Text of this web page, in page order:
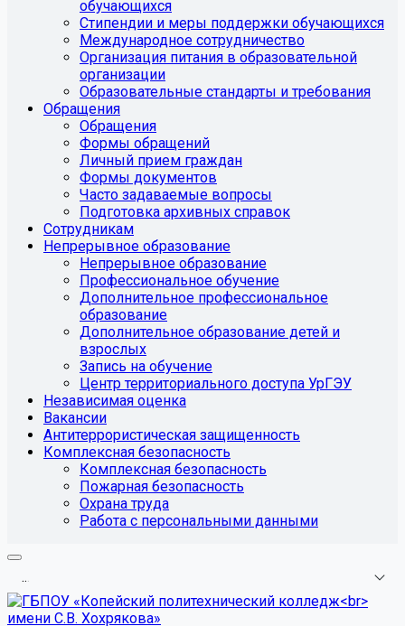
обучающихся
Стипендии и меры поддержки обучающихся
Международное сотрудничество
Организация питания в образовательной
организации
Образовательные стандарты и требования
Обращения
Обращения
Формы обращений
Личный прием граждан
Формы документов
Часто задаваемые вопросы
Подготовка архивных справок
Сотрудникам
Непрерывное образование
Непрерывное образование
Профессиональное обучение
Дополнительное профессиональное
образование
Дополнительное образование детей и
взрослых
Запись на обучение
Центр территориального доступа УрГЭУ
Независимая оценка
Вакансии
Антитеррористическая защищенность
Комплексная безопасность
Комплексная безопасность
Пожарная безопасность
Охрана труда
Работа с персональными данными
...